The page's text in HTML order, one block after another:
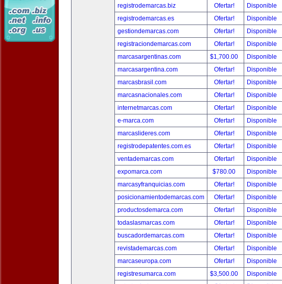
registrodemarcas.biz Ofertar!
Disponible
registrodemarcas.es
Ofertar!
Disponible
gestiondemarcas.com
Ofertar!
Disponible
registraciondemarcas.com
Ofertar!
Disponible
marcasargentinas.com
$1,700.00
Disponible
marcasargentina.com
Ofertar!
Disponible
marcasbrasil.com
Ofertar!
Disponible
marcasnacionales.com
Ofertar!
Disponible
internetmarcas.com
Ofertar!
Disponible
e-marca.com
Ofertar!
Disponible
marcaslideres.com
Ofertar!
Disponible
registrodepatentes.com.es
Ofertar!
Disponible
ventademarcas.com
Ofertar!
Disponible
expomarca.com
$780.00
Disponible
marcasyfranquicias.com
Ofertar!
Disponible
posicionamientodemarcas.com
Ofertar!
Disponible
productosdemarca.com
Ofertar!
Disponible
todaslasmarcas.com
Ofertar!
Disponible
buscadordemarcas.com
Ofertar!
Disponible
revistademarcas.com
Ofertar!
Disponible
marcaseuropa.com
Ofertar!
Disponible
registresumarca.com
$3,500.00
Disponible